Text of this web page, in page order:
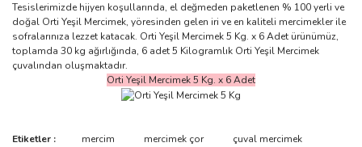
Tesislerimizde hijyen koşullarında, el değmeden paketlenen % 100 yerli ve
doğal Orti Yeşil Mercimek, yöresinden gelen iri ve en kaliteli mercimekler ile
sofralarınıza lezzet katacak. Orti Yeşil Mercimek 5 Kg. x 6 Adet ürünümüz,
toplamda 30 kg ağırlığında, 6 adet 5 Kilogramlık Orti Yeşil Mercimek
çuvalından oluşmaktadır.
Orti Yeşil Mercimek 5 Kg. x 6 Adet
Bu ürünün fiyat bilgisi, resim, ürün açıklamalarında ve diğer
Etiketler : mercim mercimek çor
çuval mercimek